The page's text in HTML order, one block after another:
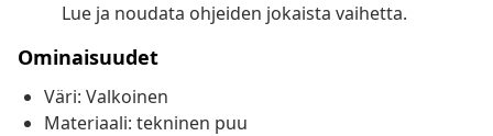
Lue ja noudata ohjeiden jokaista vaihetta.
Ominaisuudet
Väri: Valkoinen
Materiaali: tekninen puu